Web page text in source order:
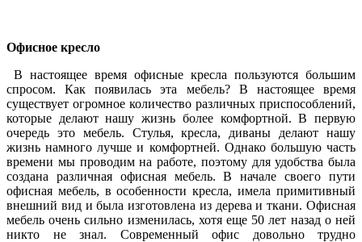
Офисное кресло
В настоящее время офисные кресла пользуются большим
спросом. Как появилась эта мебель? В настоящее время
существует огромное количество различных приспособлений,
которые делают нашу жизнь более комфортной. В первую
очередь это мебель. Стулья, кресла, диваны делают нашу
жизнь намного лучше и комфортней. Однако большую часть
времени мы проводим на работе, поэтому для удобства была
создана различная офисная мебель. В начале своего пути
офисная мебель, в особенности кресла, имела примитивный
внешний вид и была изготовлена из дерева и ткани. Офисная
мебель очень сильно изменилась, хотя еще 50 лет назад о ней
никто не знал. Современный офис довольно трудно